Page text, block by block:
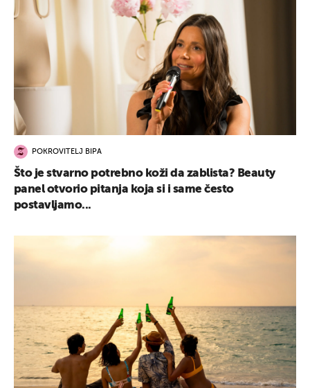
POKROVITELJ BIPA
Što je stvarno potrebno koži da zablista? Beauty
panel otvorio pitanja koja si i same često
postavljamo...